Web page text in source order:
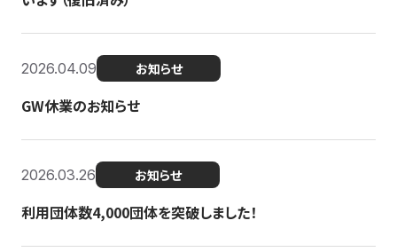
2026.04.09 お知らせ
GW休業のお知らせ
2026.03.26 お知らせ
利用団体数4,000団体を突破しました！